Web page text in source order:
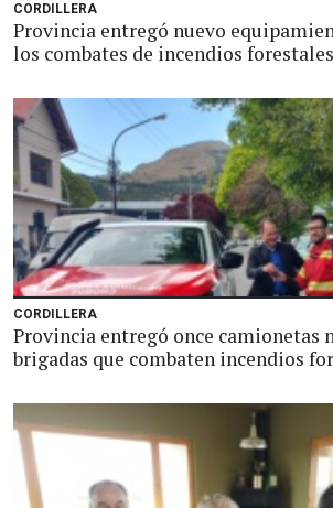
CORDILLERA
Provincia entregó nuevo
los combates de incendios forestales
CORDILLERA
Provincia entregó once camionetas
brigadas que combaten incendios